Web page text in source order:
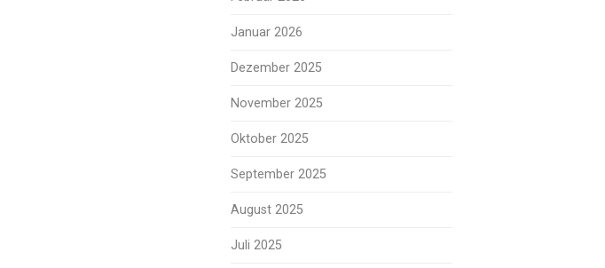
Januar 2026
Dezember 2025
November 2025
Oktober 2025
September 2025
August 2025
Juli 2025